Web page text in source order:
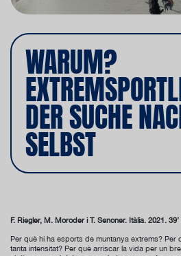
WARUM?
DER SUCHE
SELBST
F. Riegler, M. Moroder i T. Senoner. Itàlia. 2021. 39’
Per què hi ha esports de muntanya extrems? Per
tanta intensitat? Per què arriscar la vida per un